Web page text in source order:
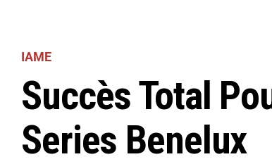
IAME
Succès Total
Series Benelux